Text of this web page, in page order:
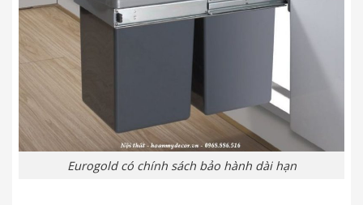
Eurogold có chính sách bảo hành dài hạn